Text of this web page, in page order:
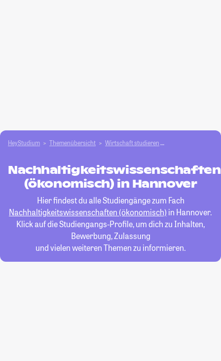
HeyStudium Themenübersicht Wirtschaft studieren
Nachhaltigkeitswissenschaften
(ökonomisch) in Hannover
Hier findest du alle Studiengänge zum Fach
Nachhaltigkeitswissenschaften (ökonomisch) in Hannover.
Klick auf die Studiengangs-Profile, um dich zu Inhalten,
Bewerbung, Zulassung
und vielen weiteren Themen zu informieren.